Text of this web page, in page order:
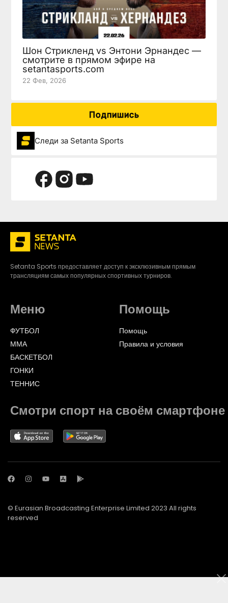
Шон Стрикленд vs Энтони Эрнандес —
смотрите в прямом эфире на
setantasports.com
22 Фев, 2026
Подпишись
Следи за Setanta Sports
Setanta Sports предоставляет доступ к эксклюзивным прямым
трансляциям самых популярных спортивных турниров.
Меню
ФУТБОЛ
ММА
БАСКЕТБОЛ
ГОНКИ
ТЕННИС
Помощь
Помощь
Правила и условия
Смотри спорт на своём смартфоне
© Eurasian Broadcasting Enterprise Limited 2023 All rights
reserved